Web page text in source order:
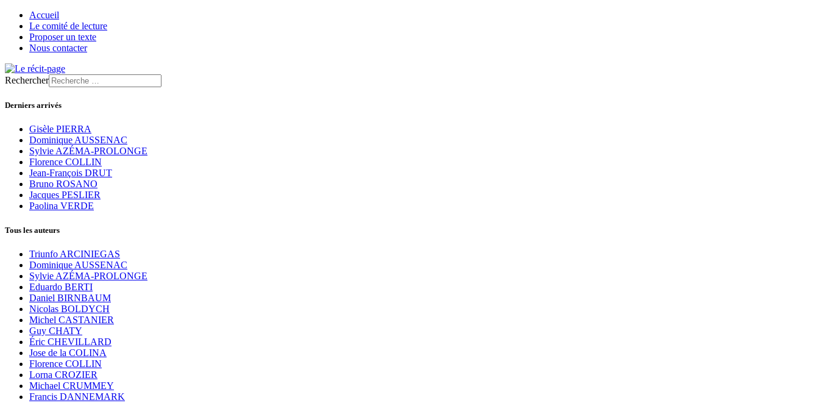
Accueil
Le comité de lecture
Proposer un texte
Nous contacter
Rechercher
Derniers arrivés
Gisèle PIERRA
Dominique AUSSENAC
Sylvie AZÉMA-PROLONGE
Florence COLLIN
Jean-François DRUT
Bruno ROSANO
Jacques PESLIER
Paolina VERDE
Tous les auteurs
Triunfo ARCINIEGAS
Dominique AUSSENAC
Sylvie AZÉMA-PROLONGE
Eduardo BERTI
Daniel BIRNBAUM
Nicolas BOLDYCH
Michel CASTANIER
Guy CHATY
Éric CHEVILLARD
Jose de la COLINA
Florence COLLIN
Lorna CROZIER
Michael CRUMMEY
Francis DANNEMARK